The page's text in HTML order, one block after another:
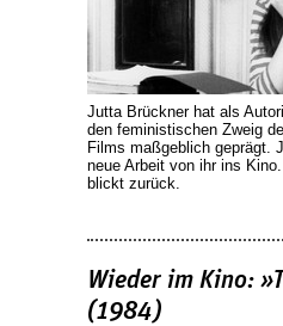
Jutta Brückner hat als
den feministischen Zweig
Films maßgeblich geprägt.
neue Arbeit von ihr ins
blickt zurück.
Wieder im Kino:
(1984)